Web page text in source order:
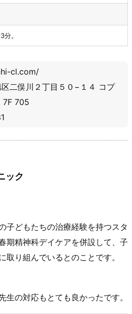
。
cl.com/
二俣川２丁目５０−１４ コプ
7F 705
ック
子どもたちの治療経験を持つスタ
期精神科デイケアを併設して、子
取り組んでいるとのことです。
生の対応もとても良かったです。